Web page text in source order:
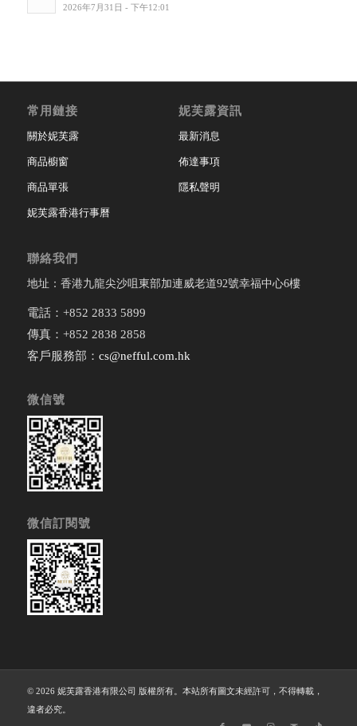
2026年7月31日 - 下午12:01
常用鏈接
關於妮芙露
商品櫥窗
商品單張
妮芙露香港行事曆
妮芙露資訊
最新消息
佈達事項
隱私聲明
聯絡我們
地址：香港九龍尖沙咀東部加連威老道92號幸福中心6樓
電話：+852 2833 5899
傳真：+852 2838 2858
客戶服務部： cs@nefful.com.hk
微信號
微信訂閱號
© 2026 妮芙露香港有限公司 版權所有。本站所有圖文未經許可，不得轉載，
違者必究。